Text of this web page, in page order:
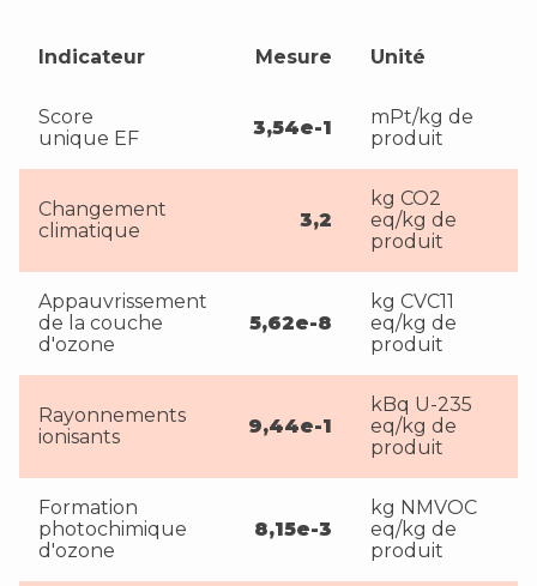
Indicateur Mesure Unité
Score
unique EF
3,54e-1
mPt/kg de
produit
Changement
climatique
3,2
kg CO2
eq/kg de
produit
Appauvrissement
de la couche
d'ozone
5,62e-8
kg CVC11
eq/kg de
produit
Rayonnements
ionisants
9,44e-1
kBq U-235
eq/kg de
produit
Formation
photochimique
d'ozone
8,15e-3
kg NMVOC
eq/kg de
produit